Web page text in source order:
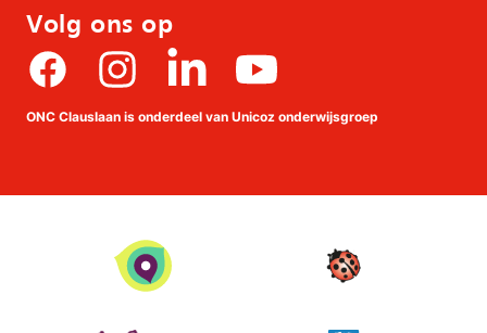
Volg ons op
FacebookInstagramlinkedinYoutube
ONC Clauslaan is onderdeel van Unicoz onderwijsgroep